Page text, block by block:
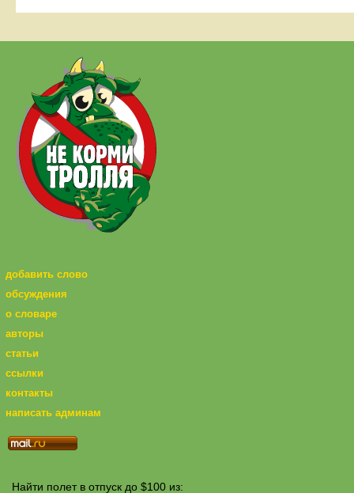
добавить слово
обсуждения
о словаре
авторы
статьи
ссылки
контакты
написать админам
Найти полет в отпуск до $100 из: